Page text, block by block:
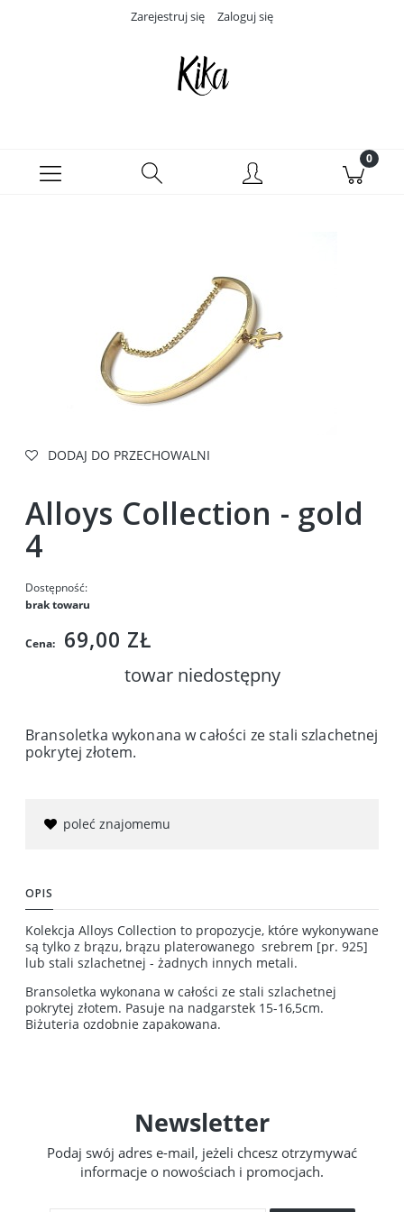
Zarejestruj się Zaloguj się
DODAJ DO PRZECHOWALNI
Alloys Collection - gold
4
Dostępność:
brak towaru
Cena: 69,00 ZŁ
towar niedostępny
Bransoletka wykonana w całości ze stali szlachetnej
pokrytej złotem.
poleć znajomemu
OPIS
Kolekcja Alloys Collection to propozycje, które wykonywane
są tylko z brązu, brązu platerowanego srebrem [pr. 925]
lub stali szlachetnej - żadnych innych metali.
Bransoletka wykonana w całości ze stali szlachetnej
pokrytej złotem. Pasuje na nadgarstek 15-16,5cm.
Biżuteria ozdobnie zapakowana.
Newsletter
Podaj swój adres e-mail, jeżeli chcesz otrzymywać
informacje o nowościach i promocjach.